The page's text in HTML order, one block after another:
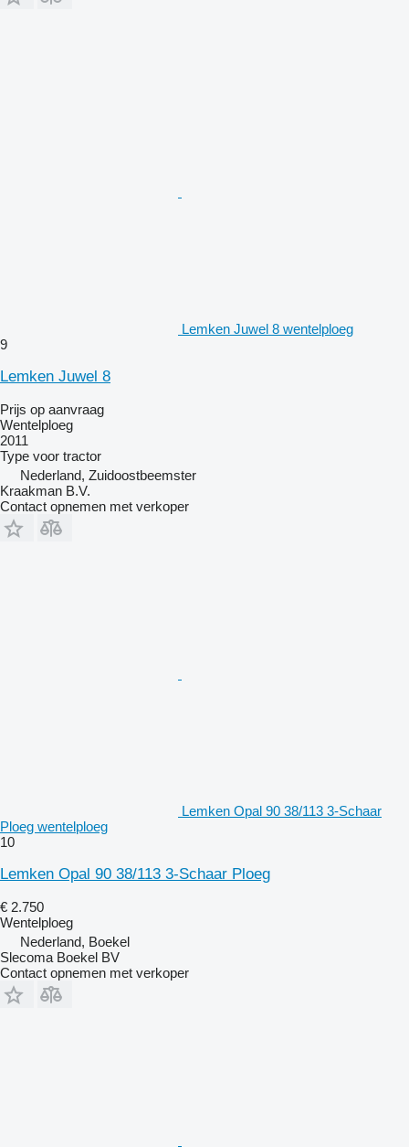
Lemken Juwel 8 wentelploeg
9
Lemken Juwel 8
Prijs op aanvraag
Wentelploeg
2011
Type voor tractor
Nederland, Zuidoostbeemster
Kraakman B.V.
Contact opnemen met verkoper
Lemken Opal 90 38/113 3-Schaar
Ploeg wentelploeg
10
Lemken Opal 90 38/113 3-Schaar Ploeg
€ 2.750
Wentelploeg
Nederland, Boekel
Slecoma Boekel BV
Contact opnemen met verkoper